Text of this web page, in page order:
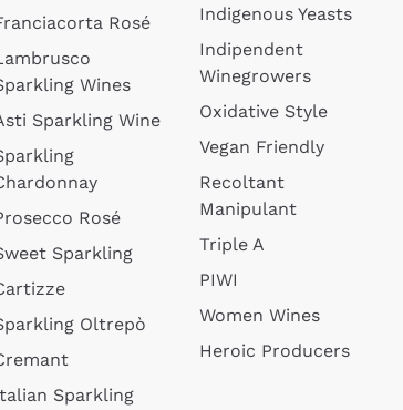
Rosé
Wines
Sparkling Wine
Rosé
Sparkling
Oltrepò
Sparkling
Indigenous Yeasts
Indipendent
Winegrowers
Oxidative Style
Vegan Friendly
Recoltant
Manipulant
Triple A
PIWI
Women Wines
Heroic Producers